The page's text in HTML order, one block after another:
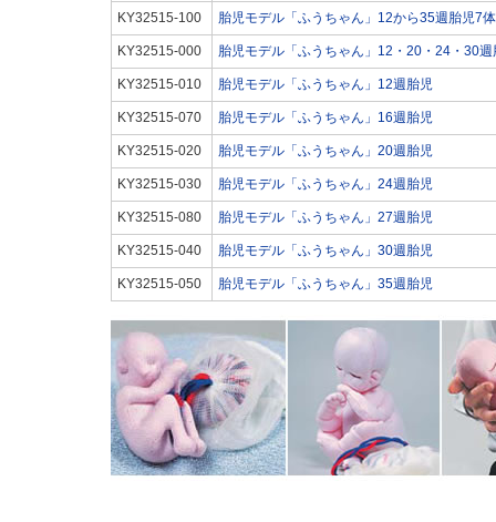
KY32515-100 胎児モデル「ふうちゃん」12から35週胎児7
KY32515-000 胎児モデル「ふうちゃん」12・20・24・30
KY32515-010 胎児モデル「ふうちゃん」12週胎児
KY32515-070 胎児モデル「ふうちゃん」16週胎児
KY32515-020 胎児モデル「ふうちゃん」20週胎児
KY32515-030 胎児モデル「ふうちゃん」24週胎児
KY32515-080 胎児モデル「ふうちゃん」27週胎児
KY32515-040 胎児モデル「ふうちゃん」30週胎児
KY32515-050 胎児モデル「ふうちゃん」35週胎児